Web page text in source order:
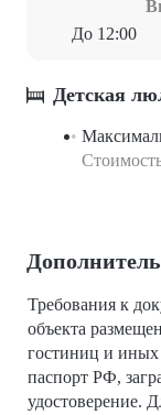
До 12:00
Детская
Требования к документам для заселения зависят от типа
объекта
гостиниц и иных
паспорт РФ,
удостоверение.